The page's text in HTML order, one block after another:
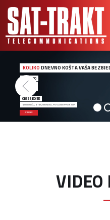
KOLIKO DNEVNO KOŠTA VAŠA
ZA SAMO
0,50€
DETALJNIJE
OBEZBJEDITE
SVOJU KUĆU, STAN, VIKENDICU, POSLOVNI PROSTOR
VIDEO